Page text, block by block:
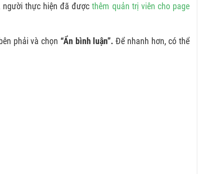
người thực hiện đã đượcthêm quản trị viên cho page
phải và chọn “Ẩn bình luận”. Để nhanh hơn, có thể